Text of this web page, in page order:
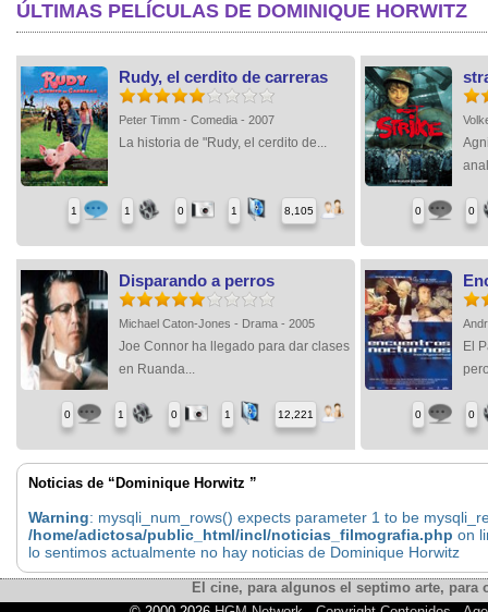
ÚLTIMAS PELÍCULAS DE DOMINIQUE HORWITZ
Rudy, el cerdito de carreras
Peter Timm - Comedia - 2007
La historia de "Rudy, el cerdito de...
1 1 0 1 8,105 0 0
Disparando a perros
Michael Caton-Jones - Drama - 2005
Joe Connor ha llegado para dar clases
en Ruanda...
0 1 0 1 12,221
El
0 0
Noticias de “Dominique Horwitz ”
Warning: mysqli_num_rows() expects parameter 1 to be
/home/adictosa/public_html/incl/noticias_filmografia.php on
lo sentimos actualmente no hay noticias de Dominique Horwitz
El cine, para algunos el septimo arte,